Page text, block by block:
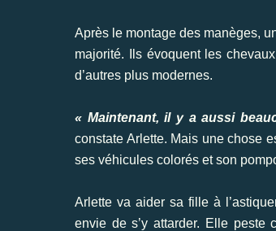
Après le montage des manèges,
majorité. Ils évoquent les
d’autres plus modernes.
« Maintenant, il y a aussi
constate Arlette. Mais une chose
ses véhicules colorés et son
Arlette va aider sa fille à
envie de s’y attarder. Elle